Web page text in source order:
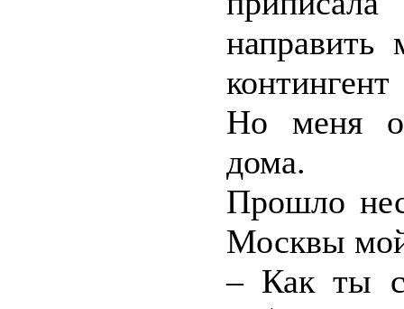
направить
Но меня
дома.
Прошло
Москвы мой
– Как ты